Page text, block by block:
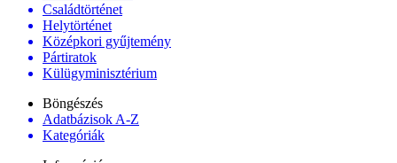
Családtörténet
Helytörténet
Középkori gyűjtemény
Pártiratok
Külügyminisztérium
Böngészés
Adatbázisok A-Z
Kategóriák